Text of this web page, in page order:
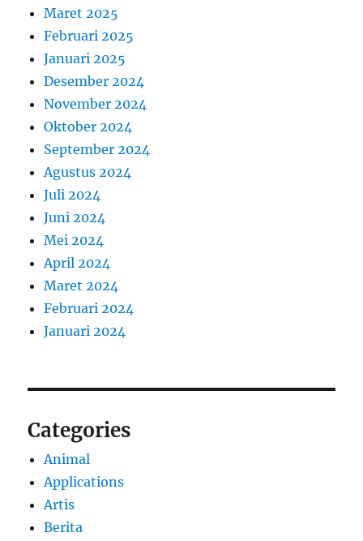
Maret 2025
Februari 2025
Januari 2025
Desember 2024
November 2024
Oktober 2024
September 2024
Agustus 2024
Juli 2024
Juni 2024
Mei 2024
April 2024
Maret 2024
Februari 2024
Januari 2024
Categories
Animal
Applications
Artis
Berita